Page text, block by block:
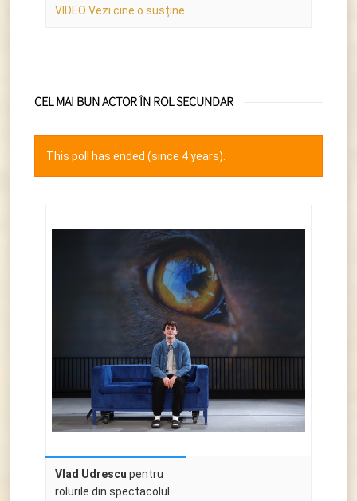
VIDEO Vezi cine o susține
CEL MAI BUN ACTOR ÎN ROL SECUNDAR
This poll has ended (since 4 years).
Vlad Udrescu pentru
rolurile din spectacolul